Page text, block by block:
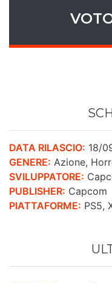
DATA RILASCIO: 18/
GENERE: Azione,
SVILUPPATORE:
PUBLISHER: Capcom
PIATTAFORME: PS5,